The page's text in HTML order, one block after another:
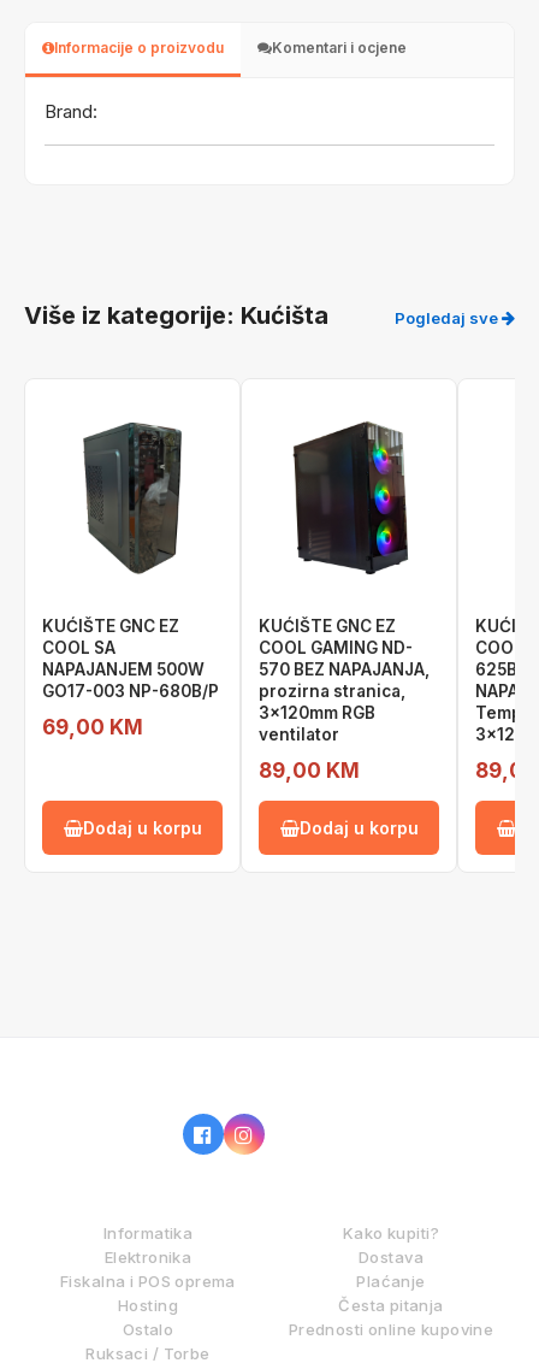
Informacije o proizvodu Komentari i ocjene
Brand:
Više iz kategorije: Kućišta Pogledaj sve
KUĆIŠTE GNC EZ
COOL SA
NAPAJANJEM 500W
GO17-003 NP-680B/P
69,00 KM
Dodaj u korpu
KUĆIŠTE GNC EZ
COOL GAMING ND-
570 BEZ NAPAJANJA,
prozirna stranica,
3x120mm RGB
ventilator
89,00 KM
Dodaj u korpu
COOL
625B
3x120
Informatika
Elektronika
Fiskalna i POS oprema
Hosting
Ostalo
Ruksaci / Torbe
Kako kupiti?
Dostava
Plaćanje
Česta pitanja
Prednosti online kupovine